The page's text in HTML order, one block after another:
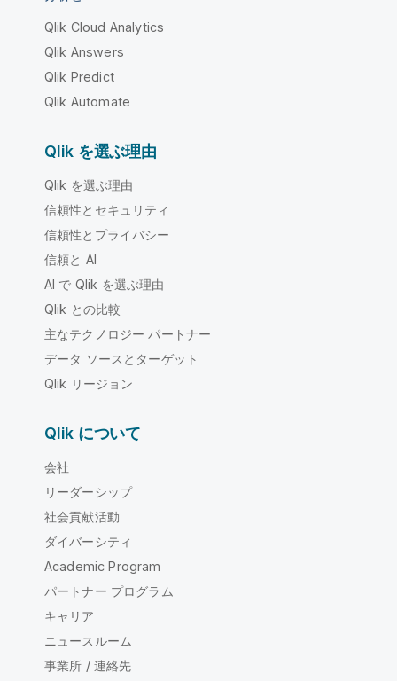
Qlik Cloud Analytics
Qlik Answers
Qlik Predict
Qlik Automate
Qlik を選ぶ理由
Qlik を選ぶ理由
信頼性とセキュリティ
信頼性とプライバシー
信頼と AI
AI で Qlik を選ぶ理由
Qlik との比較
主なテクノロジー パートナー
データ ソースとターゲット
Qlik リージョン
Qlik について
会社
リーダーシップ
社会貢献活動
ダイバーシティ
Academic Program
パートナー プログラム
キャリア
ニュースルーム
事業所 / 連絡先